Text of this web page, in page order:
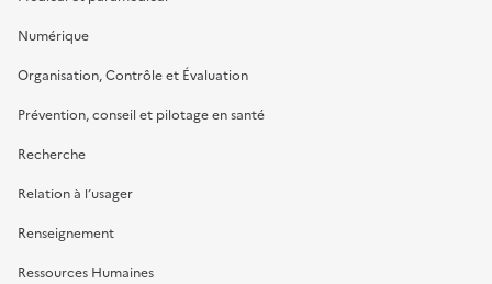
Numérique
Organisation, Contrôle et Évaluation
Prévention, conseil et pilotage en santé
Recherche
Relation à l’usager
Renseignement
Ressources Humaines